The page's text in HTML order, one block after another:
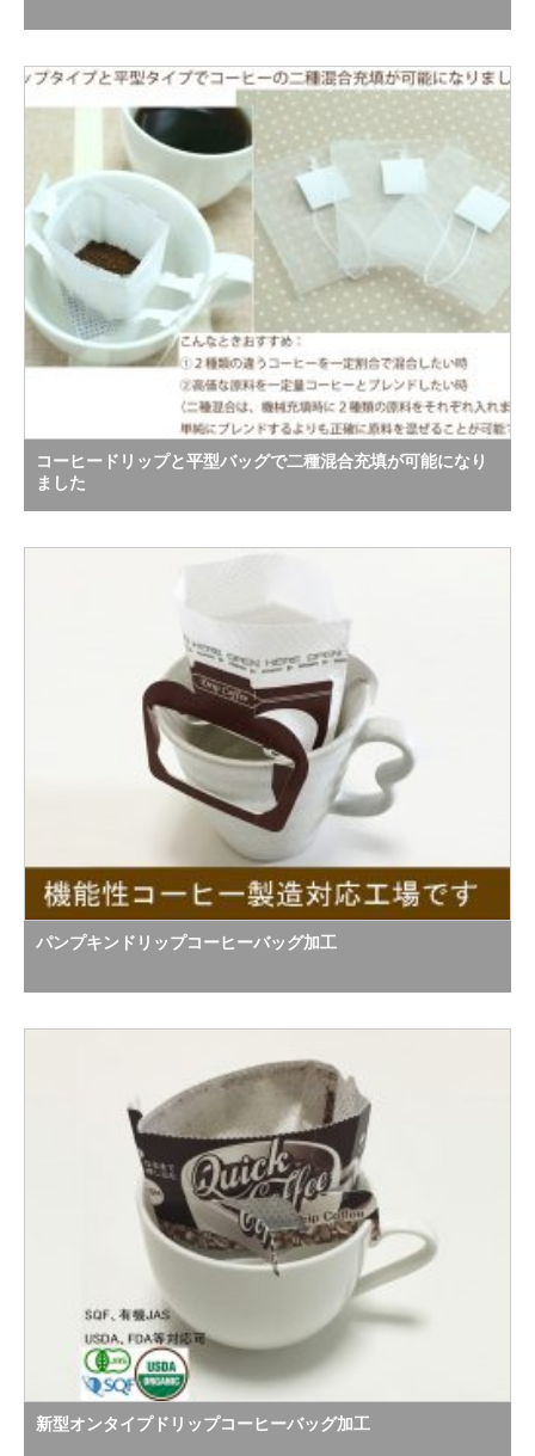
コーヒードリップと平型バッグで二種混合充填が可能になり
ました
パンプキンドリップコーヒーバッグ加工
新型オンタイプドリップコーヒーバッグ加工